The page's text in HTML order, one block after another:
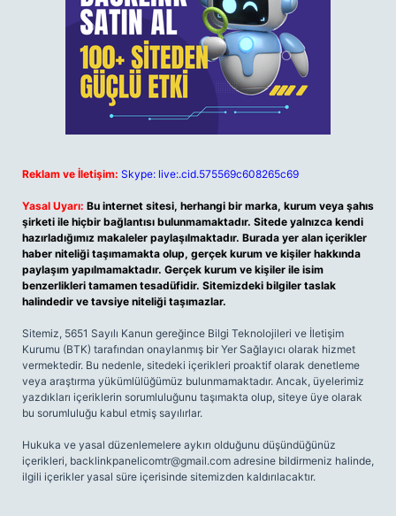
Reklam ve İletişim: Skype: live:.cid.575569c608265c69
Yasal Uyarı: Bu internet sitesi, herhangi bir marka, kurum veya şahıs
şirketi ile hiçbir bağlantısı bulunmamaktadır. Sitede yalnızca kendi
hazırladığımız makaleler paylaşılmaktadır. Burada yer alan içerikler
haber niteliği taşımamakta olup, gerçek kurum ve kişiler hakkında
paylaşım yapılmamaktadır. Gerçek kurum ve kişiler ile isim
benzerlikleri tamamen tesadüfidir. Sitemizdeki bilgiler taslak
halindedir ve tavsiye niteliği taşımazlar.
Sitemiz, 5651 Sayılı Kanun gereğince Bilgi Teknolojileri ve İletişim
Kurumu (BTK) tarafından onaylanmış bir Yer Sağlayıcı olarak hizmet
vermektedir. Bu nedenle, sitedeki içerikleri proaktif olarak denetleme
veya araştırma yükümlülüğümüz bulunmamaktadır. Ancak, üyelerimiz
yazdıkları içeriklerin sorumluluğunu taşımakta olup, siteye üye olarak
bu sorumluluğu kabul etmiş sayılırlar.
Hukuka ve yasal düzenlemelere aykırı olduğunu düşündüğünüz
içerikleri, backlinkpanelicomtr@gmail.com adresine bildirmeniz halinde,
ilgili içerikler yasal süre içerisinde sitemizden kaldırılacaktır.